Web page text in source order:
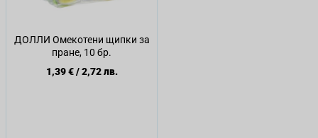
ДОЛЛИ Омекотени щипки за
пране, 10 бр.
1,39 €/2,72 лв.